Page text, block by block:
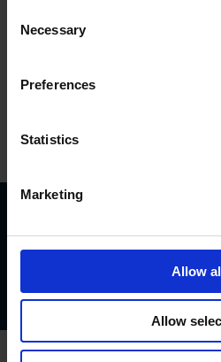
Selection
Necessary
Preferences
Statistics
Marketing
Allow
Allow
Descargar
Flyer MRI 2242/2342